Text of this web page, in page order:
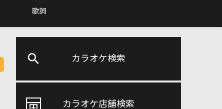
歌詞
カラオケ検索
カラオケ店舗検索